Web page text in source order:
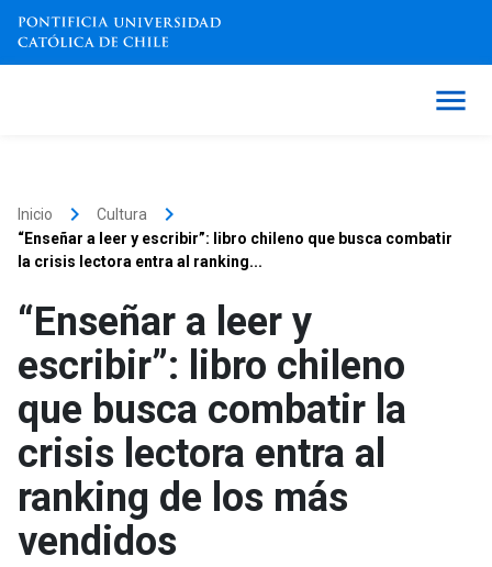
Inicio keyboard_arrow_right Cultura keyboard_arrow_right
“Enseñar a leer y escribir”: libro chileno que busca combatir
la crisis lectora entra al ranking...
“Enseñar a leer y
escribir”: libro chileno
que busca combatir la
crisis lectora entra al
ranking de los más
vendidos